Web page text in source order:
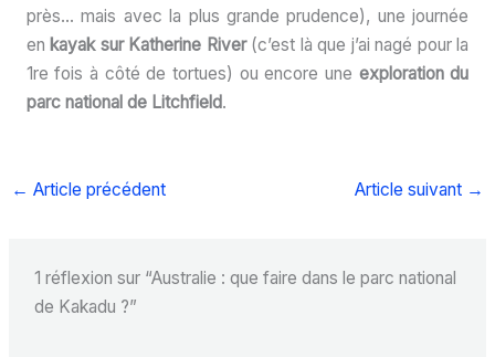
près… mais avec la plus grande prudence), une journée
en kayak sur Katherine River(c’est là que j’ai nagé pour la
1re fois à côté de tortues) ou encore une exploration du
parc national de Litchfield.
← Article précédent Article suivant →
1 réflexion sur “Australie : que faire dans le parc national
de Kakadu ?”